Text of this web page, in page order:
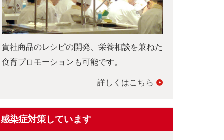
貴社商品のレシピの開発、栄養相談を兼ねた
食育プロモーションも可能です。
詳しくはこちら
感染症対策しています